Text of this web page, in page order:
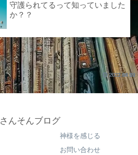
2022.06.19
2022.04.09
守護られてるって知っていました
か？？
2021.10.02
さんそんブログ
神様を感じる
お問い合わせ